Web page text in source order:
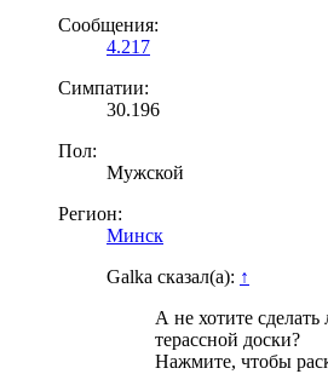
Сообщения:
4.217
Симпатии:
30.196
Пол:
Мужской
Регион:
Минск
Galka сказал(а): ↑
А не хотите сделать
терассной доски?
Нажмите, чтобы